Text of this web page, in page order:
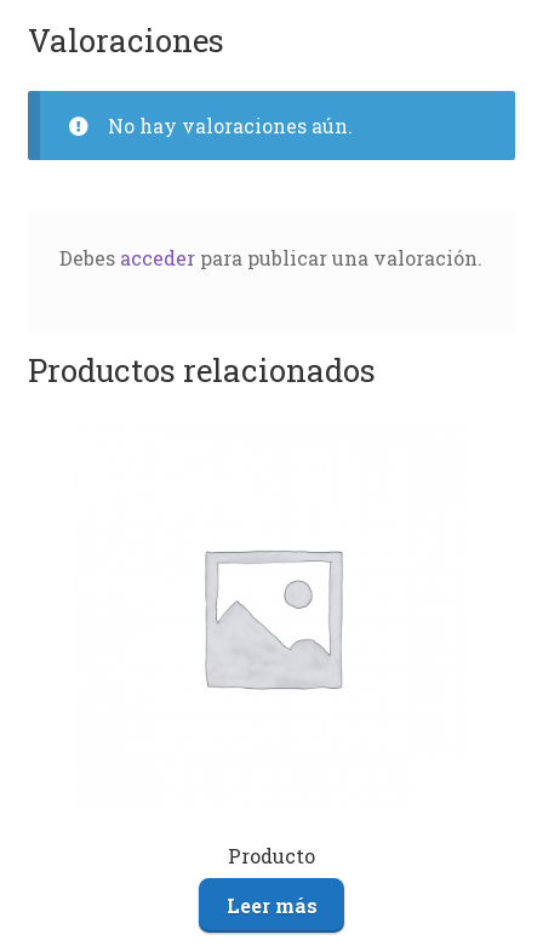
Valoraciones
No hay valoraciones aún.
Debes accederpara publicar una valoración.
Productos relacionados
Producto
Leer más